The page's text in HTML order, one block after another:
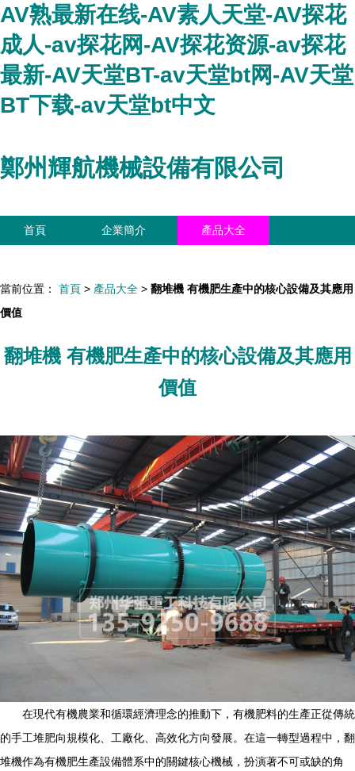
AV熟最新在线-AV素人天堂-AV探花
成人-av探花网-AV探花资源-av探花
最新-AV天堂BT-av天堂bt网-AV天堂
BT下载-av天堂bt中文
鄭州輝航機械設備有限公司
首頁 企業簡介 產品大全
當前位置： 首頁 > 產品大全 > 翻堆機 有機肥生產中的核心設備及其應用
價值
翻堆機 有機肥生產中的核心設備及其應用
價值
在現代有機農業和循環經濟理念的推動下，有機肥料的生產正從傳統
的手工堆肥向規模化、工廠化、高效化方向發展。在這一轉型過程中，翻
堆機作為有機肥生產設備體系中的關鍵核心機械，扮演著不可或缺的角